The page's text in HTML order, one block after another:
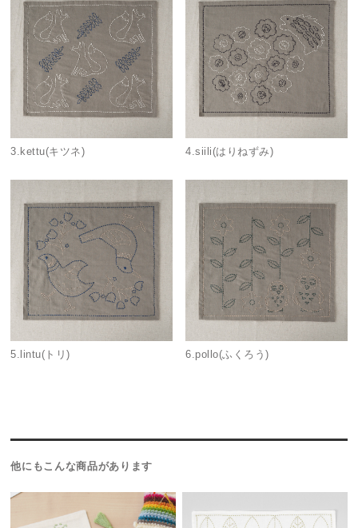
3.kettu(キツネ) 4.siili(はりねずみ)
5.lintu(トリ) 6.pollo(ふくろう)
他にもこんな商品があります